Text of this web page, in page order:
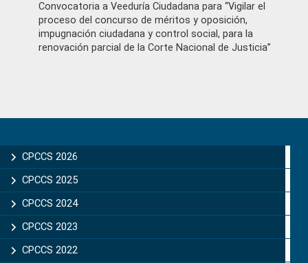
Convocatoria a Veeduría Ciudadana para “Vigilar el
proceso del concurso de méritos y oposición,
impugnación ciudadana y control social, para la
renovación parcial de la Corte Nacional de Justicia”
Sidebar
CPCCS 2026
CPCCS 2025
CPCCS 2024
CPCCS 2023
CPCCS 2022